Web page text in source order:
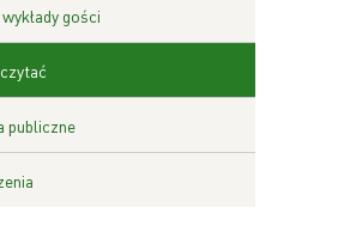
gości
publiczne